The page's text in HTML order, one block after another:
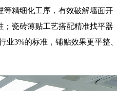
精细化工序，有效破解墙面开
瓷砖薄贴工艺搭配精准找平器
3%的标准，铺贴效果更平整、